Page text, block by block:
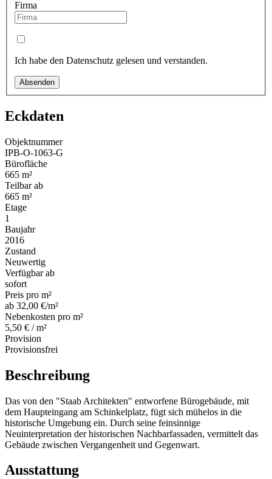
Firma
Ich habe den Datenschutz gelesen und verstanden.
Absenden
Eckdaten
Objektnummer
IPB-O-1063-G
Bürofläche
665 m²
Teilbar ab
665 m²
Etage
1
Baujahr
2016
Zustand
Neuwertig
Verfügbar ab
sofort
Preis pro m²
ab 32,00 €/m²
Nebenkosten pro m²
5,50 € / m²
Provision
Provisionsfrei
Beschreibung
Das von den "Staab Architekten" entworfene Bürogebäude, mit
dem Haupteingang am Schinkelplatz, fügt sich mühelos in die
historische Umgebung ein. Durch seine feinsinnige
Neuinterpretation der historischen Nachbarfassaden, vermittelt das
Gebäude zwischen Vergangenheit und Gegenwart.
Ausstattung